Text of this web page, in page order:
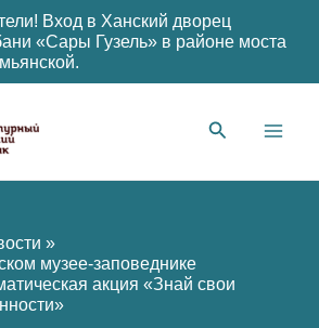
Вход в Ханский дворец
«Сары Гузель» в районе моста
музее-заповеднике
акция «Знай свои